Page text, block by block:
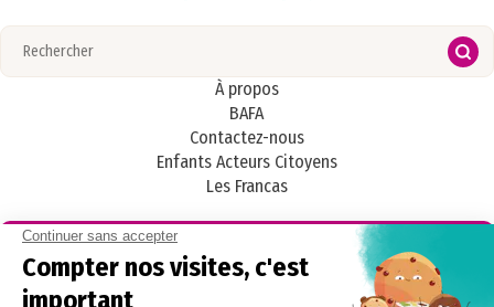
À propos
BAFA
Contactez-nous
Enfants Acteurs Citoyens
Les Francas
Radios Francas, la webradio nationale par et pour les enfants et les
adolescent·es